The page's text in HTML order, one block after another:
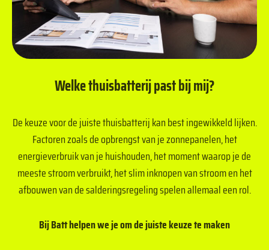
Welke thuisbatterij past bij mij?
De keuze voor de juiste thuisbatterij kan best ingewikkeld lijken.
Factoren zoals de opbrengst van je zonnepanelen, het
energieverbruik van je huishouden, het moment waarop je de
meeste stroom verbruikt, het slim inknopen van stroom en het
afbouwen van de salderingsregeling spelen allemaal een rol.
Bij Batt helpen we je om de juiste keuze te maken